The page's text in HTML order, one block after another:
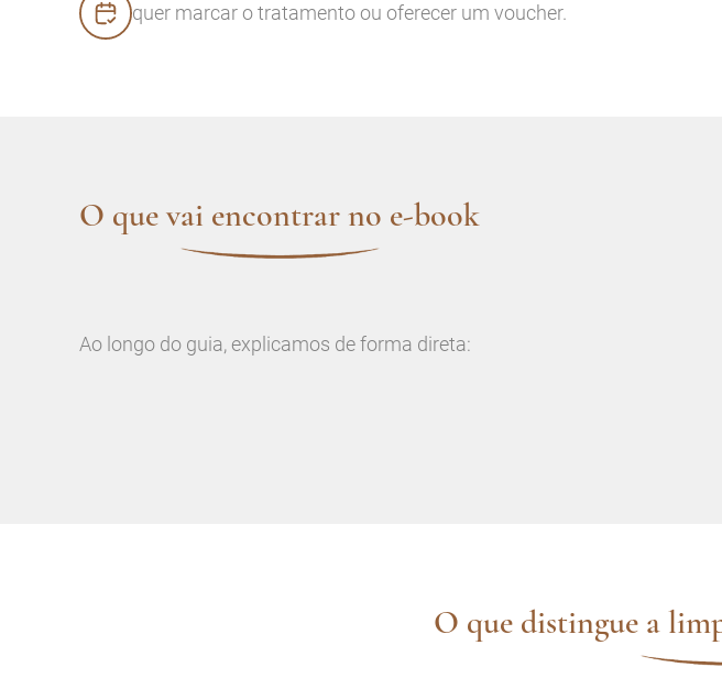
quer marcar o tratamento ou oferecer um voucher.
O que vai encontrar no e-book
Ao longo do guia, explicamos de forma direta:
O que distingue a